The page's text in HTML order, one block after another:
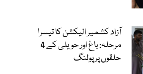
آزاد کشمیر الیکشن کا تیسرا
مرحلہ: باغ اور حویلی کے 4
حلقوں پر پولنگ